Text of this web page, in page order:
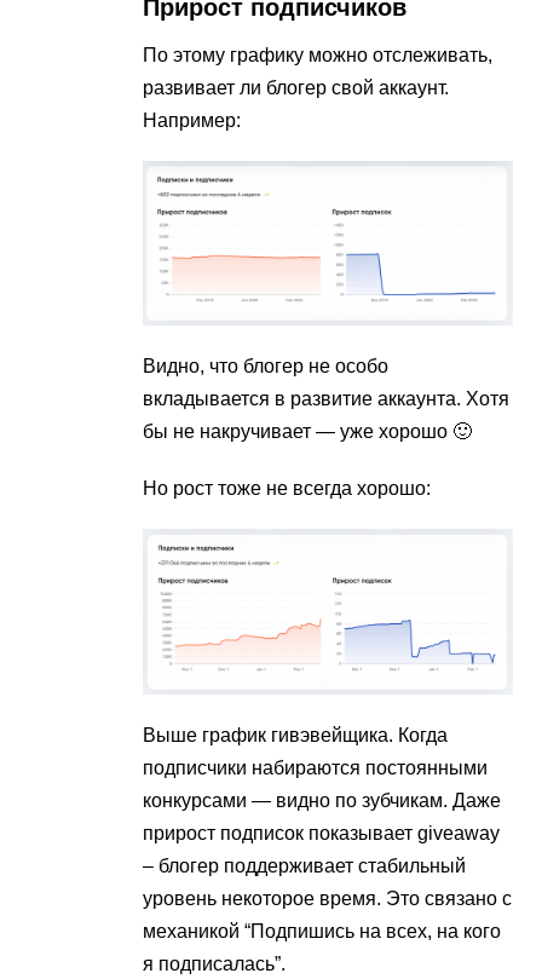
Прирост подписчиков
По этому графику можно отслеживать,
развивает ли блогер свой аккаунт.
Например:
Видно, что блогер не особо
вкладывается в развитие аккаунта. Хотя
бы не накручивает — уже хорошо 🙂
Но рост тоже не всегда хорошо:
Выше график гивэвейщика. Когда
подписчики набираются постоянными
конкурсами — видно по зубчикам. Даже
прирост подписок показывает giveaway
– блогер поддерживает стабильный
уровень некоторое время. Это связано с
механикой “Подпишись на всех, на кого
я подписалась”.